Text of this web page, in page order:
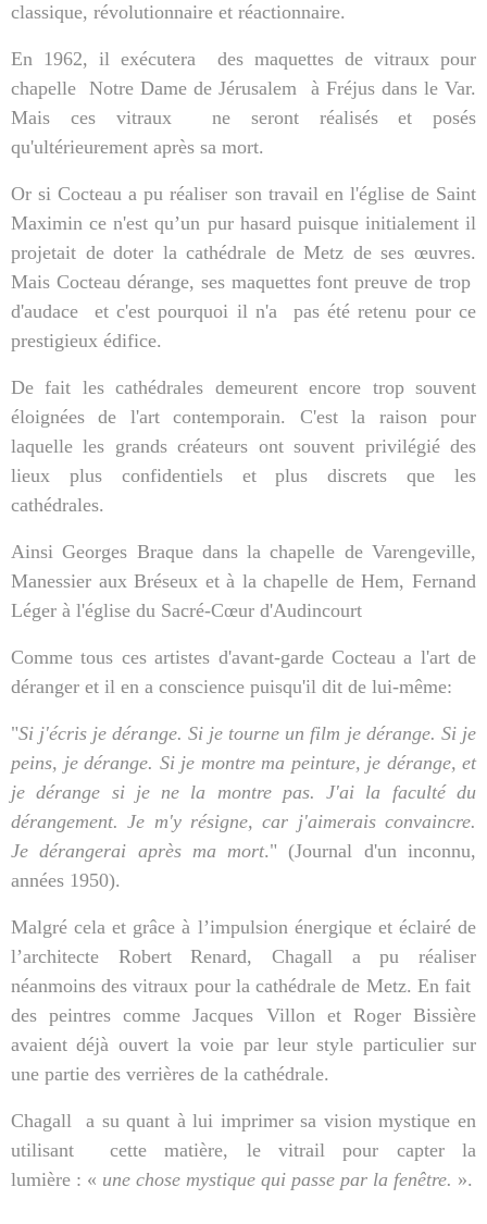
classique, révolutionnaire et réactionnaire.
En 1962, il exécutera
des maquettes de vitraux pour
chapelle
Notre Dame de Jérusalem
à Fréjus dans le Var.
Mais ces vitraux
ne seront réalisés et posés
qu'ultérieurement après sa mort.
Or si Cocteau a pu réaliser son travail en l'église de Saint
Maximin ce n'est qu’un pur hasard puisque initialement il
projetait de doter la cathédrale de Metz de ses œuvres.
Mais Cocteau dérange, ses maquettes font preuve de trop
d'audace
et c'est pourquoi il n'a
pas été retenu pour ce
prestigieux édifice.
De fait les cathédrales demeurent encore trop souvent
éloignées de l'art contemporain. C'est la raison pour
laquelle les grands créateurs ont souvent privilégié des
lieux plus confidentiels et plus discrets que les
cathédrales.
Ainsi Georges Braque dans la chapelle de Varengeville,
Manessier aux Bréseux et à la chapelle de Hem, Fernand
Léger à l'église du Sacré-Cœur d'Audincourt
Comme tous ces artistes d'avant-garde Cocteau a l'art de
déranger et il en a conscience puisqu'il dit de lui-même:
"Si j'écris je dérange. Si je tourne un film je dérange. Si je
peins, je dérange. Si je montre ma peinture, je dérange, et
je dérange si je ne la montre pas. J'ai la faculté du
dérangement. Je m'y résigne, car j'aimerais convaincre.
Je dérangerai après ma mort." (Journal d'un inconnu,
années 1950).
Malgré cela et grâce à l’impulsion énergique et éclairé de
l’architecte Robert Renard, Chagall a pu réaliser
néanmoins des vitraux pour la cathédrale de Metz. En fait
des peintres comme Jacques Villon et Roger Bissière
avaient déjà ouvert la voie par leur style particulier sur
une partie des verrières de la cathédrale.
Chagall
a su quant à lui imprimer sa vision mystique en
utilisant
cette matière, le vitrail pour capter la
lumière : « une chose mystique qui passe par la fenêtre. ».